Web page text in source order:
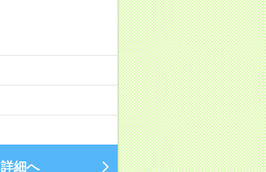
詳細へ